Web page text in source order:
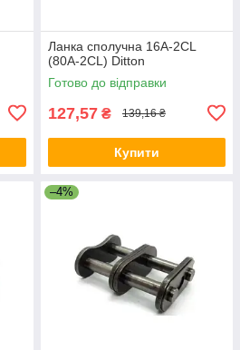
Ланка сполучна 16A-2CL
(80A-2CL) Ditton
Готово до відправки
127,57 ₴ 139,16 ₴
Купити
–4%